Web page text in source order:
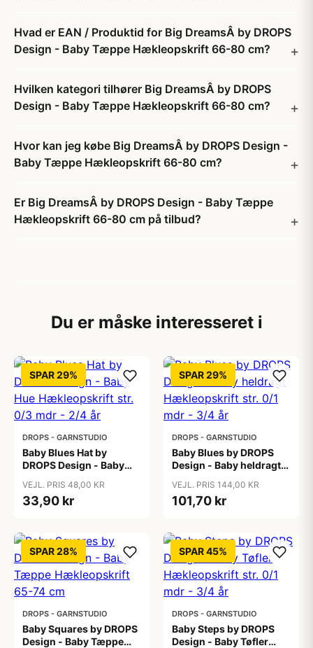
Hvad er EAN / Produktid for Big DreamsÂ by DROPS
Design - Baby Tæppe Hækleopskrift 66-80 cm?
Hvilken kategori tilhører Big DreamsÂ by DROPS
Design - Baby Tæppe Hækleopskrift 66-80 cm?
Hvor kan jeg købe Big DreamsÂ by DROPS Design -
Baby Tæppe Hækleopskrift 66-80 cm?
Er Big DreamsÂ by DROPS Design - Baby Tæppe
Hækleopskrift 66-80 cm på tilbud?
Du er måske interesseret i
SPAR 29%
DROPS - GARNSTUDIO
Baby Blues Hat by
DROPS Design - Baby
0/3 mdr - 2/4 år
VEJL. PRIS 48,00 KR
33,90 kr
SPAR 29%
DROPS - GARNSTUDIO
Baby Blues by DROPS
Design - Baby heldragt
mdr - 3/4 år
VEJL. PRIS 144,00 KR
101,70 kr
SPAR 28%
DROPS - GARNSTUDIO
Baby Squares by DROPS
Design - Baby Tæppe
SPAR 45%
DROPS - GARNSTUDIO
Baby Steps by DROPS
Design - Baby Tøfler